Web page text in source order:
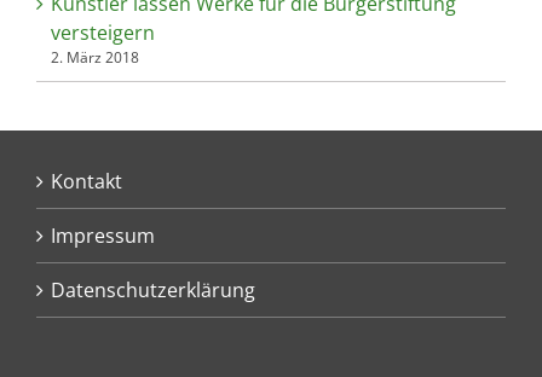
versteigern
2. März 2018
Kontakt
Impressum
Datenschutzerklärung